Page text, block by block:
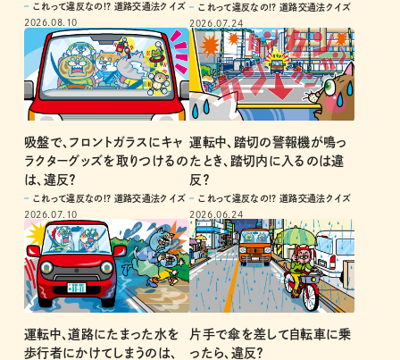
これって違反なの!? 道路交通法クイズ
2026.08.10
これって違反なの!? 道路交通法クイズ
2026.07.24
吸盤で、フロントガラスにキャ
ラクターグッズを取りつけるの
は、違反？
これって違反なの!? 道路交通法クイズ
2026.07.10
運転中、踏切の警報機が鳴っ
たとき、踏切内に入るのは違
反？
これって違反なの!? 道路交通法クイズ
2026.06.24
運転中、道路にたまった水を
歩行者にかけてしまうのは、
片手で傘を差して自転車に乗
ったら、違反？